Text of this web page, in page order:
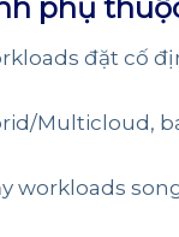
phụ
đặt cố
Multicloud,
workloads